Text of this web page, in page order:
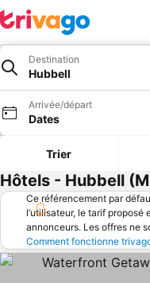
Destination
Hubbell
Arrivée/départ
Dates
Trier
Hôtels - Hubbell
Ce référencement par
l’utilisateur, le tarif
annonceurs. Les offres ne
Comment fonctionne